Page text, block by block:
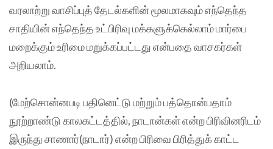
வரலாற்று வாசிப்புத் தேடல்களின் மூலமாகவும் எந்தெந்த
சாதியின் எந்தெந்த உட்பிரிவு மக்களுக்கெல்லாம் மார்பை
மறைக்கும் உரிமை மறுக்கப்பட்டது என்பதை வாசகர்கள்
அறியலாம்.
(மேற்சொன்னபடி பதினெட்டு மற்றும் பத்தொன்பதாம்
நூற்றாண்டு காலகட்டத்தில், நாடான்கள் என்ற பிரிவினரிடம்
இருந்து சாணார்(நாடார்) என்ற பிரிவை பிரித்துக் காட்ட